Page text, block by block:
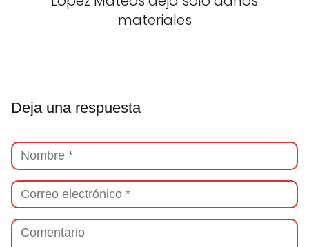
materiales
Deja una respuesta